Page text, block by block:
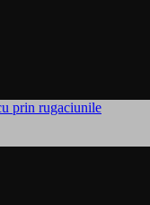
prin rugaciunile